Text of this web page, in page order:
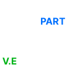
PART
V.E